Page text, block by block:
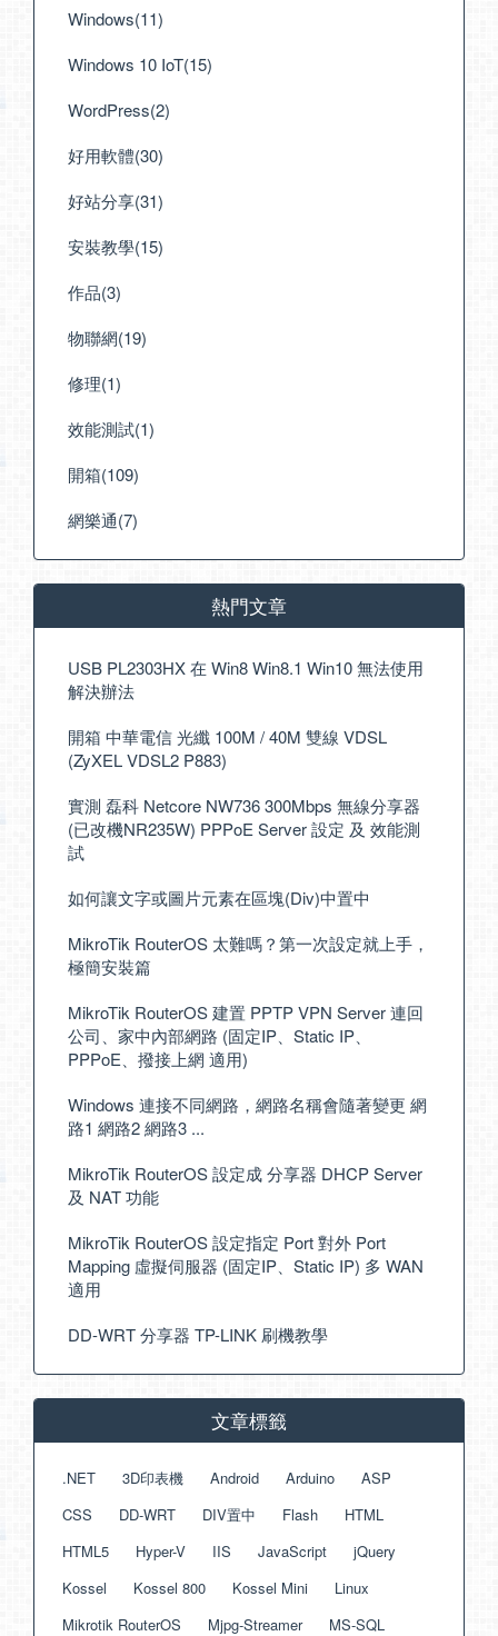
Windows(11)
Windows 10 IoT(15)
WordPress(2)
好用軟體(30)
好站分享(31)
安裝教學(15)
作品(3)
物聯網(19)
修理(1)
效能測試(1)
開箱(109)
網樂通(7)
熱門文章
USB PL2303HX 在 Win8 Win8.1 Win10 無法使用
解決辦法
開箱 中華電信 光纖 100M / 40M 雙線 VDSL
(ZyXEL VDSL2 P883)
實測 磊科 Netcore NW736 300Mbps 無線分享器
(已改機NR235W) PPPoE Server 設定 及 效能測
試
如何讓文字或圖片元素在區塊(Div)中置中
MikroTik RouterOS 太難嗎？第一次設定就上手，
極簡安裝篇
MikroTik RouterOS 建置 PPTP VPN Server 連回
公司、家中內部網路 (固定IP、Static IP、
PPPoE、撥接上網 適用)
Windows 連接不同網路，網路名稱會隨著變更 網
路1 網路2 網路3 ...
MikroTik RouterOS 設定成 分享器 DHCP Server
及 NAT 功能
MikroTik RouterOS 設定指定 Port 對外 Port
Mapping 虛擬伺服器 (固定IP、Static IP) 多 WAN
適用
DD-WRT 分享器 TP-LINK 刷機教學
文章標籤
.NET 3D印表機 Android Arduino
ASP
CSS
DD-WRT DIV置中 Flash
HTML
HTML5
Hyper-V IIS JavaScript
jQuery
Kossel
Kossel 800 Kossel Mini
Linux
Mikrotik RouterOS
Mjpg-Streamer
MS-SQL